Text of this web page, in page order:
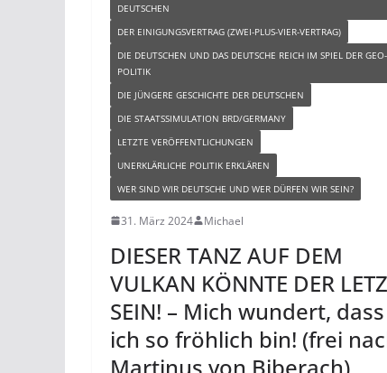
DEUTSCHEN
DER EINIGUNGSVERTRAG (ZWEI-PLUS-VIER-VERTRAG)
DIE DEUTSCHEN UND DAS DEUTSCHE REICH IM SPIEL DER GEO-
POLITIK
DIE JÜNGERE GESCHICHTE DER DEUTSCHEN
DIE STAATSSIMULATION BRD/GERMANY
LETZTE VERÖFFENTLICHUNGEN
UNERKLÄRLICHE POLITIK ERKLÄREN
WER SIND WIR DEUTSCHE UND WER DÜRFEN WIR SEIN?
31. März 2024 Michael
DIESER TANZ AUF DEM
VULKAN KÖNNTE DER
SEIN! – Mich wundert, dass
ich so fröhlich bin! (frei